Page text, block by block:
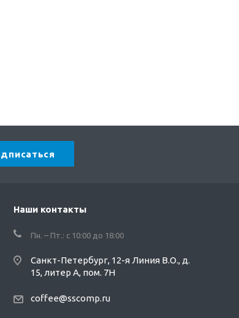
Наши контакты
Пн. – Пт.: с 10:00 до 18:00
Санкт-Петербург, 12-я Линия В.О., д.
15, литер А, пом. 7Н
coffee@sscomp.ru